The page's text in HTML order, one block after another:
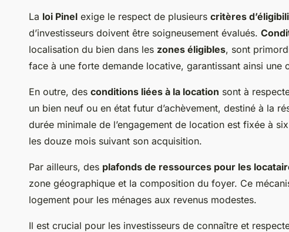
La loi Pinel exige le respect de plusieurs critères
d’investisseurs doivent être soigneusement évalués.
localisation du bien dans les zones éligibles, sont
face à une forte demande locative, garantissant ainsi une
En outre, des conditions liées à la location sont à
un bien neuf ou en état futur d’achèvement, destiné à la
durée minimale de l’engagement de location est fixée à
les douze mois suivant son acquisition.
Par ailleurs, des plafonds de ressources pour les
zone géographique et la composition du foyer. Ce
logement pour les ménages aux revenus modestes.
Il est crucial pour les investisseurs de connaître et